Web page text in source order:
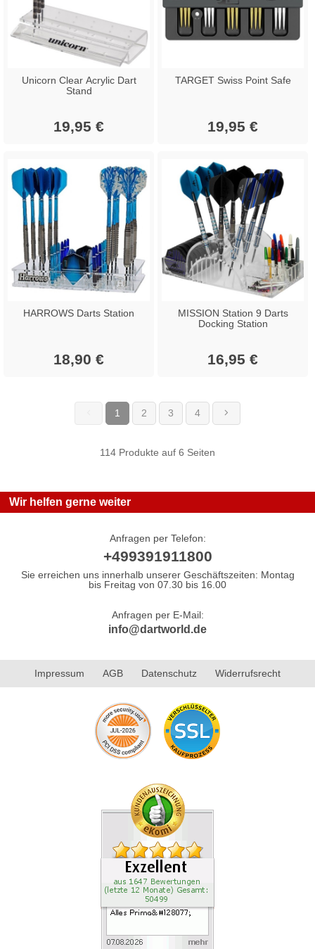
Unicorn Clear Acrylic Dart
Stand
19,95 €
TARGET Swiss Point Safe
19,95 €
HARROWS Darts Station
18,90 €
MISSION Station 9 Darts
Docking Station
16,95 €
1 (current)
2 3 4
114 Produkte auf 6 Seiten
Wir helfen gerne weiter
Anfragen per Telefon:
+499391911800
Sie erreichen uns innerhalb unserer Geschäftszeiten: Montag
bis Freitag von 07.30 bis 16.00
Anfragen per E-Mail:
info@dartworld.de
Impressum AGB Datenschutz Widerrufsrecht